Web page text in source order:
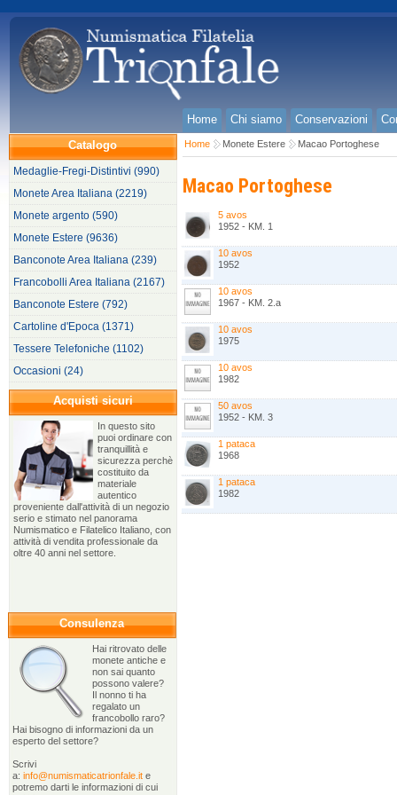
Home Chi siamo Conservazioni
Catalogo
Medaglie-Fregi-Distintivi (990)
Monete Area Italiana (2219)
Monete argento (590)
Monete Estere (9636)
Banconote Area Italiana (239)
Francobolli Area Italiana (2167)
Banconote Estere (792)
Cartoline d'Epoca (1371)
Tessere Telefoniche (1102)
Occasioni (24)
Acquisti sicuri
In questo sito
puoi ordinare con
tranquillità e
sicurezza perchè
costituito da
materiale
autentico
proveniente dall'attività di un negozio
serio e stimato nel panorama
Numismatico e Filatelico Italiano, con
attività di vendita professionale da
oltre 40 anni nel settore.
Consulenza
Hai ritrovato delle
monete antiche e
non sai quanto
possono valere?
Il nonno ti ha
regalato un
francobollo raro?
Hai bisogno di informazioni da un
esperto del settore?
Scrivi
a: info@numismaticatrionfale.it e
potremo darti le informazioni di cui
Home Monete Estere Macao Portoghese
Macao Portoghese
5 avos
1952 - KM. 1
10 avos
1952
10 avos
1967 - KM. 2.a
10 avos
1975
10 avos
1982
50 avos
1952 - KM. 3
1 pataca
1968
1 pataca
1982